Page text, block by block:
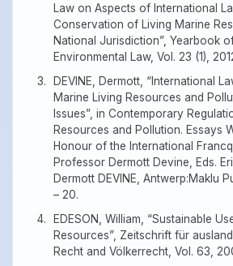
Law on Aspects of International
Conservation of Living Marine
National Jurisdiction”, Yearbook
Environmental Law, Vol. 23 (1),
DEVINE, Dermott, “International
Marine Living Resources and
Issues”, in Contemporary
Resources and Pollution. Essays
Honour of the International
Professor Dermott Devine, Eds.
Dermott DEVINE, Antwerp:Maklu
– 20.
EDESON, William, “Sustainable
Resources”, Zeitschrift für
Recht and Völkerrecht, Vol. 63,